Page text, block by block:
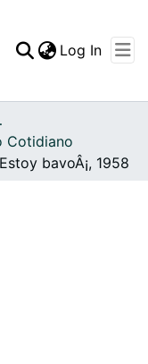
Log In
Cauca
Cotidiano
bavoÂ¡, 1958